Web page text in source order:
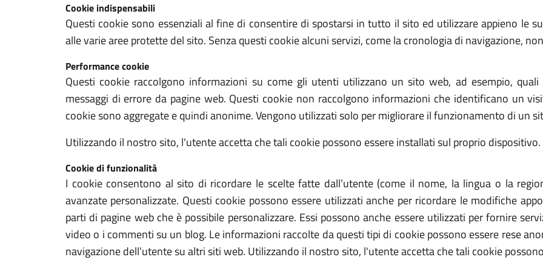
Cookie indispensabili
Questi cookie sono essenziali al fine di consentire di spostarsi in tutto il sito ed utilizzare appieno le
alle varie aree protette del sito. Senza questi cookie alcuni servizi, come la cronologia di navigazione,
Performance cookie
Questi cookie raccolgono informazioni su come gli utenti utilizzano un sito web, ad esempio,
messaggi di errore da pagine web. Questi cookie non raccolgono informazioni che identificano un
cookie sono aggregate e quindi anonime. Vengono utilizzati solo per migliorare il funzionamento di un
Utilizzando il nostro sito, l'utente accetta che tali cookie possono essere installati sul proprio dispositivo.
Cookie di funzionalità
I cookie consentono al sito di ricordare le scelte fatte dall’utente (come il nome, la lingua o la
avanzate personalizzate. Questi cookie possono essere utilizzati anche per ricordare le modifiche
parti di pagine web che è possibile personalizzare. Essi possono anche essere utilizzati per fornire
video o i commenti su un blog. Le informazioni raccolte da questi tipi di cookie possono essere rese
navigazione dell’utente su altri siti web. Utilizzando il nostro sito, l'utente accetta che tali cookie